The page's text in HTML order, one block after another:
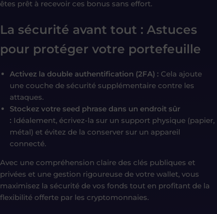
êtes prêt à recevoir ces bonus sans effort.
La sécurité avant tout : Astuces
pour protéger votre portefeuille
Activez la double authentification (2FA) : Cela ajoute
une couche de sécurité supplémentaire contre les
attaques.
Stockez votre seed phrase dans un endroit sûr
: Idéalement, écrivez-la sur un support physique (papier,
métal) et évitez de la conserver sur un appareil
connecté.
Avec une compréhension claire des clés publiques et
privées et une gestion rigoureuse de votre wallet, vous
maximisez la sécurité de vos fonds tout en profitant de la
flexibilité offerte par les cryptomonnaies.